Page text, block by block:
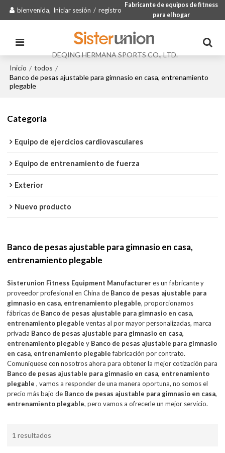
bienvenida, Iniciar sesión / registro
Fabricante de equipos de fitness
para el hogar
DEQING HERMANA SPORTS CO., LTD.
Inicio / todos /
Banco de pesas ajustable para gimnasio en casa, entrenamiento
plegable
Categoría
Equipo de ejercicios cardiovasculares
Equipo de entrenamiento de fuerza
Exterior
Nuevo producto
Banco de pesas ajustable para gimnasio en casa,
entrenamiento plegable
Sisterunion Fitness Equipment Manufactureres un fabricante y
proveedor profesional en China de Banco de pesas ajustable para
gimnasio en casa, entrenamiento plegable, proporcionamos
fábricas de Banco de pesas ajustable para gimnasio en casa,
entrenamiento plegable ventas al por mayor personalizadas, marca
privada Banco de pesas ajustable para gimnasio en casa,
entrenamiento plegable y Banco de pesas ajustable para gimnasio
en casa, entrenamiento plegablefabricación por contrato.
Comuníquese con nosotros ahora para obtener la mejor cotización para
Banco de pesas ajustable para gimnasio en casa, entrenamiento
plegable , vamos a responder de una manera oportuna, no somos el
precio más bajo de Banco de pesas ajustable para gimnasio en casa,
entrenamiento plegable, pero vamos a ofrecerle un mejor servicio.
1 resultados